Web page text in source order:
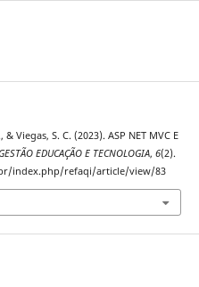
Viegas, S. C. (2023). ASP NET MVC E
EDUCAÇÃO E TECNOLOGIA, 6(2).
index.php/refaqi/article/view/83